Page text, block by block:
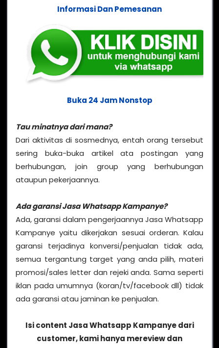
Informasi Dan Pemesanan
Buka 24 Jam Nonstop
Tau minatnya dari mana?
Dari aktivitas di sosmednya, entah orang tersebut
sering buka-buka artikel ata postingan yang
berhubungan, join group yang berhubungan
ataupun pekerjaannya.
Ada garansi Jasa Whatsapp Kampanye?
Ada, garansi dalam pengerjaannya Jasa Whatsapp
Kampanye yaitu dikerjakan sesuai orderan. Kalau
garansi terjadinya konversi/penjualan tidak ada,
semua tergantung target yang anda pilih, materi
promosi/sales letter dan rejeki anda. Sama seperti
iklan pada umumnya (koran/tv/facebook dll) tidak
ada garansi atau jaminan ke penjualan.
Isi content Jasa Whatsapp Kampanye dari
customer, kami hanya mereview dan